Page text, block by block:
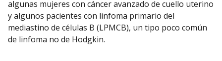
algunas mujeres con cáncer avanzado de cuello uterino
y algunos pacientes con linfoma primario del
mediastino de células B (LPMCB), un tipo poco común
de linfoma no de Hodgkin.